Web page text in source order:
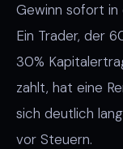
Gewinn sofort
Ein Trader, der
30%
zahlt, hat eine
sich deutlich
vor Steuern.